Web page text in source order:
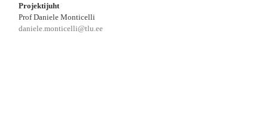
Projektijuht
Prof Daniele Monticelli
daniele.monticelli@tlu.ee